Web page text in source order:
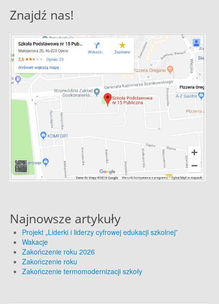
Znajdź nas!
Najnowsze artykuły
Projekt „Liderki i liderzy cyfrowej edukacji szkolnej”
Wakacje
Zakończenie roku 2026
Zakończenie roku
Zakończenie termomodernizacji szkoły